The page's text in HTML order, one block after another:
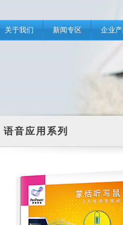
关于我们 新闻专区 企业
语音应用系列